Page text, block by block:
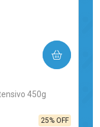
450g
25% OFF
COMPRAR